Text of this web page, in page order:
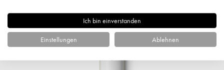
Ich bin einverstanden
Einstellungen Ablehnen